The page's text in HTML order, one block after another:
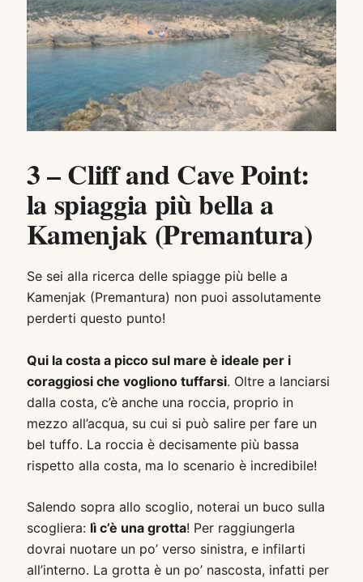
3 – Cliff and Cave Point:
la spiaggia più bella a
Kamenjak (Premantura)
Se sei alla ricerca delle spiagge più belle a
Kamenjak (Premantura) non puoi assolutamente
perderti questo punto!
Qui la costa a picco sul mare è ideale per i
coraggiosi che vogliono tuffarsi. Oltre a lanciarsi
dalla costa, c’è anche una roccia, proprio in
mezzo all’acqua, su cui si può salire per fare un
bel tuffo. La roccia è decisamente più bassa
rispetto alla costa, ma lo scenario è incredibile!
Salendo sopra allo scoglio, noterai un buco sulla
scogliera: lì c’è una grotta! Per raggiungerla
dovrai nuotare un po’ verso sinistra, e infilarti
all’interno. La grotta è un po’ nascosta, infatti per